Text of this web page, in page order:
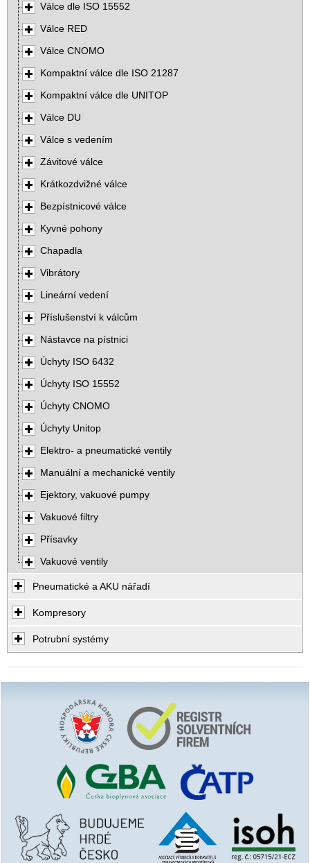
Válce dle ISO 15552
Válce RED
Válce CNOMO
Kompaktní válce dle ISO 21287
Kompaktní válce dle UNITOP
Válce DU
Válce s vedením
Závitové válce
Krátkozdvižné válce
Bezpístnicové válce
Kyvné pohony
Chapadla
Vibrátory
Lineární vedení
Příslušenství k válcům
Nástavce na pístnici
Úchyty ISO 6432
Úchyty ISO 15552
Úchyty CNOMO
Úchyty Unitop
Elektro- a pneumatické ventily
Manuální a mechanické ventily
Ejektory, vakuové pumpy
Vakuové filtry
Přísavky
Vakuové ventily
Pneumatické a AKU nářadí
Kompresory
Potrubní systémy